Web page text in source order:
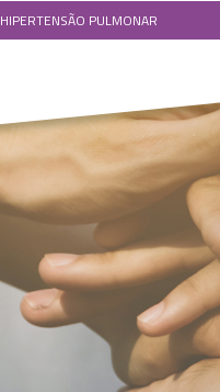
HIPERTENSÃO PULMONAR